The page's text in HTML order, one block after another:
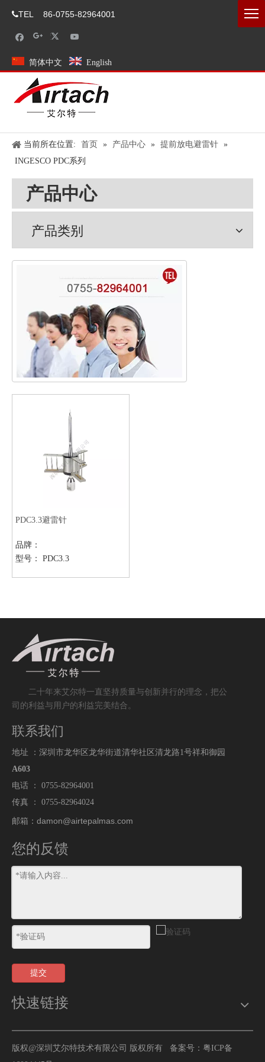
TEL 86-0755-82964001
简体中文 English
当前所在位置: 首页 » 产品中心 » 提前放电避雷针 »
INGESCO PDC系列
产品中心
产品类别
PDC3.3避雷针
品牌：
型号：
PDC3.3
二十年来艾尔特一直坚持 质量与创新并行的理念，把公
司的利益与用户的利益完美结合。
联系我们
地址 ：深圳市龙华区龙华街道清华社区清龙路1号祥和御园
A603
电话 ： 0755-82964001
传真 ： 0755-82964024
邮箱： damon@airtepalmas.com
您的反馈
提交
快速链接
版权@深圳艾尔特技术有限公司 版权所有 备案号： 粤ICP备